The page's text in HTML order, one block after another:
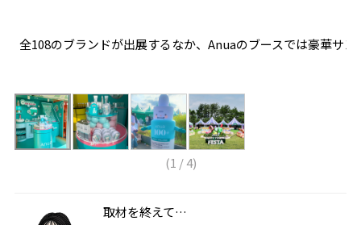
全108のブランドが出展するなか、Anuaのブースでは豪華サ
(1 /4)
取材を終えて…